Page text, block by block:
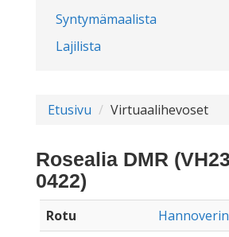
Syntymämaalista
Lajilista
Etusivu Virtuaalihevoset
Rosealia DMR
0422)
Rotu